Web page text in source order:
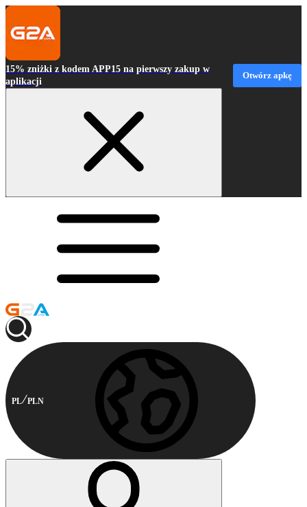
15% zniżki z kodem APP15 na pierwszy zakup w
aplikacji
Otwórz apkę
PL PLN